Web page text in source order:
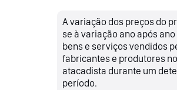
A variação dos preços do
se à variação ano após
bens e serviços vendidos
fabricantes e produtores
atacadista durante um
período.